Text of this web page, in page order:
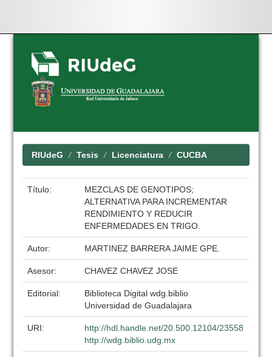
Skip
navigation
RIUdeG Tesis Licenciatura CUCBA
Título:
MEZCLAS DE GENOTIPOS;
ALTERNATIVA PARA INCREMENTAR
RENDIMIENTO Y REDUCIR
ENFERMEDADES EN TRIGO.
Autor: MARTINEZ BARRERA JAIME GPE.
Asesor: CHAVEZ CHAVEZ JOSE
Editorial:
Biblioteca Digital wdg.biblio
Universidad de Guadalajara
URI:
http://hdl.handle.net/20.500.12104/23558
http://wdg.biblio.udg.mx